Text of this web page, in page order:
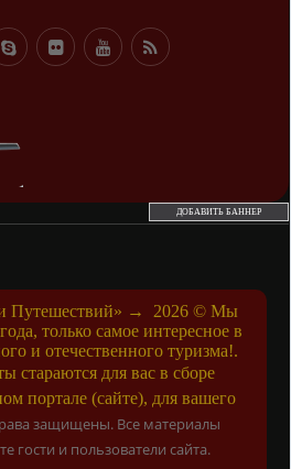
ДОБАВИТЬ БАННЕР
Путешествий» → 2026© Мы
только самое интересное в
и отечественного туризма!.
стараются для вас в сборе
портале (сайте), для вашего
защищены. Все материалы
гости и пользователи сайта.